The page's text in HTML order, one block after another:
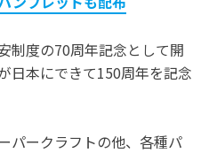
制度の70周年記念として開
日本にできて150周年を記念
パークラフトの他、各種パ